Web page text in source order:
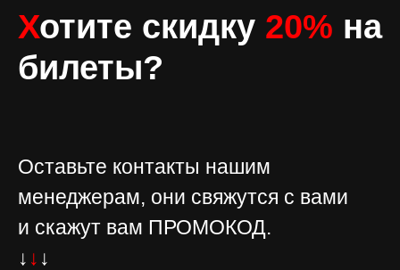
Хотите скидку 20% на
билеты?
Оставьте контакты нашим
менеджерам, они свяжутся с вами
и скажут вам ПРОМОКОД.
↓ ↓ ↓